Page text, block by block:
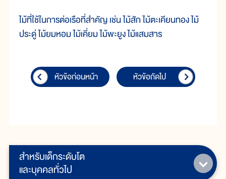
สำหรับเด็กระดับโต
และบุคคลทั่วไป
ไม้ที่ใช้ในการต่อเรือที่สำคัญ เช่น ไม้สัก ไม้ตะเคียนทอง ไม้
ประดู่ ไม้ยมหอม ไม้เคี่ยม ไม้พะยูง ไม้แสมสาร
หัวข้อก่อนหน้า หัวข้อถัดไป